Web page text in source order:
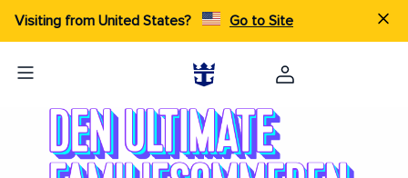
Visiting from United States? Go to Site